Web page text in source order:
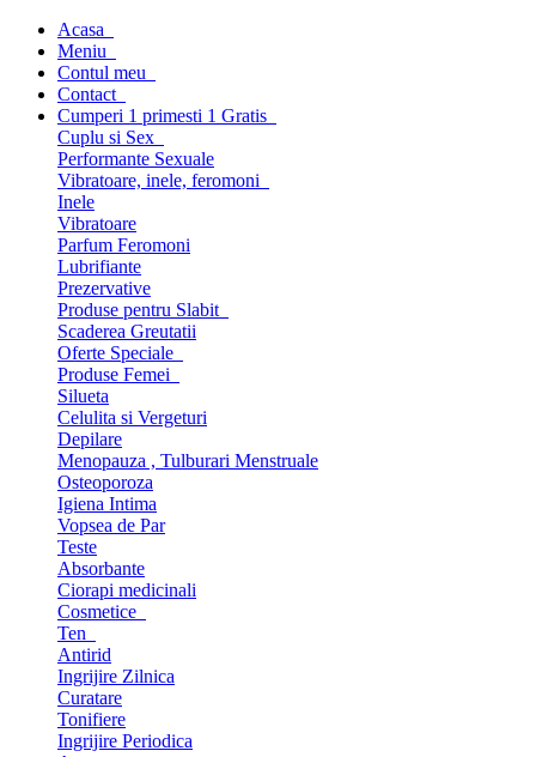
Acasa
Meniu
Contul meu
Contact
Cumperi 1 primesti 1 Gratis
Cuplu si Sex
Performante Sexuale
Vibratoare, inele, feromoni
Inele
Vibratoare
Parfum Feromoni
Lubrifiante
Prezervative
Produse pentru Slabit
Scaderea Greutatii
Oferte Speciale
Produse Femei
Silueta
Celulita si Vergeturi
Depilare
Menopauza , Tulburari Menstruale
Osteoporoza
Igiena Intima
Vopsea de Par
Teste
Absorbante
Ciorapi medicinali
Cosmetice
Ten
Antirid
Ingrijire Zilnica
Curatare
Tonifiere
Ingrijire Periodica